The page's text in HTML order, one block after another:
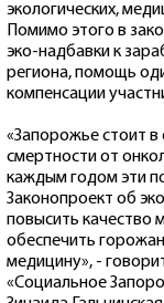
экологических,
Помимо этого в
эко-надбавки к
региона, помощь
компенсации
«Запорожье стоит в
смертности от
каждым годом эти
Законопроект об
повысить качество
обеспечить
медицину», -
«Социальное